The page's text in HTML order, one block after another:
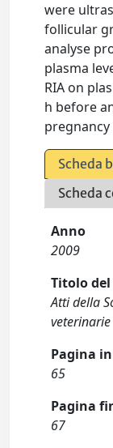
were
follicular
analyse
plasma
RIA on
h before
Scheda
Scheda
Anno
2009
Titolo
Atti della
veterinarie
Pagina
65
Pagina
67